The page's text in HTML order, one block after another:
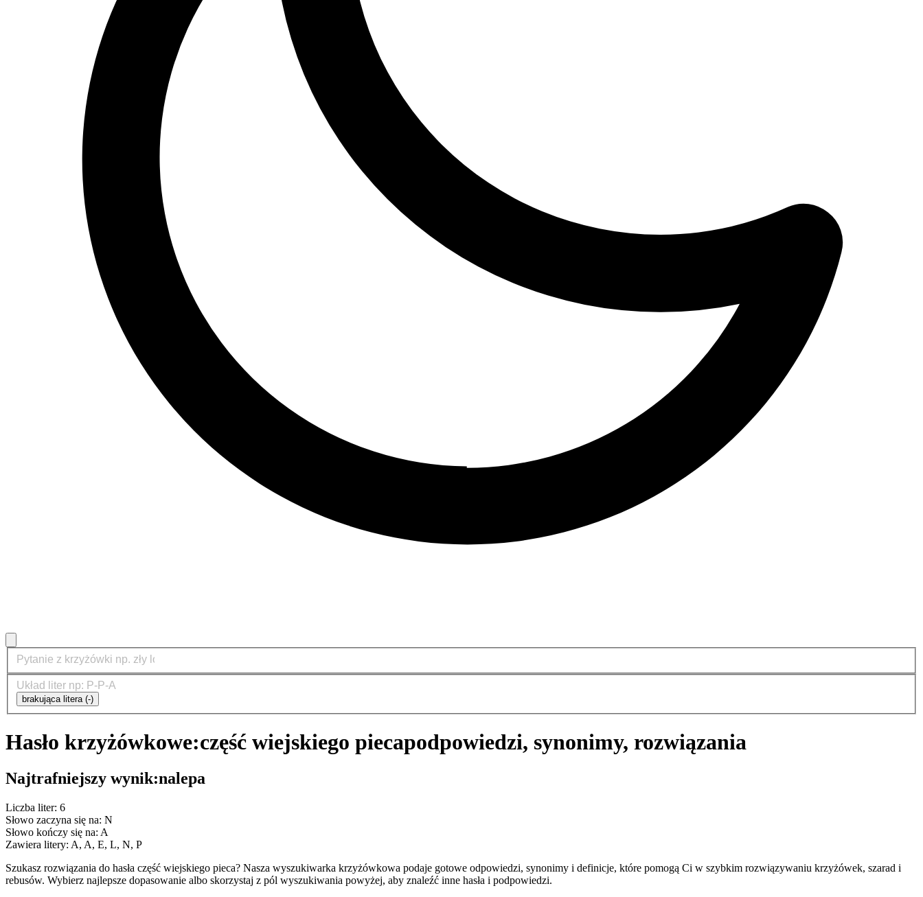
brakująca litera (-)
Hasło krzyżówkowe:część wiejskiego piecapodpowiedzi, synonimy, rozwiązania
Najtrafniejszy wynik:nalepa
Liczba liter: 6
Słowo zaczyna się na: N
Słowo kończy się na: A
Zawiera litery: A, A, E, L, N, P
Szukasz rozwiązania do hasła część wiejskiego pieca? Nasza wyszukiwarka krzyżówkowa podaje gotowe odpowiedzi, synonimy i definicje, które pomogą Ci w szybkim rozwiązywaniu krzyżówek, szarad i
rebusów. Wybierz najlepsze dopasowanie albo skorzystaj z pól wyszukiwania powyżej, aby znaleźć inne hasła i podpowiedzi.